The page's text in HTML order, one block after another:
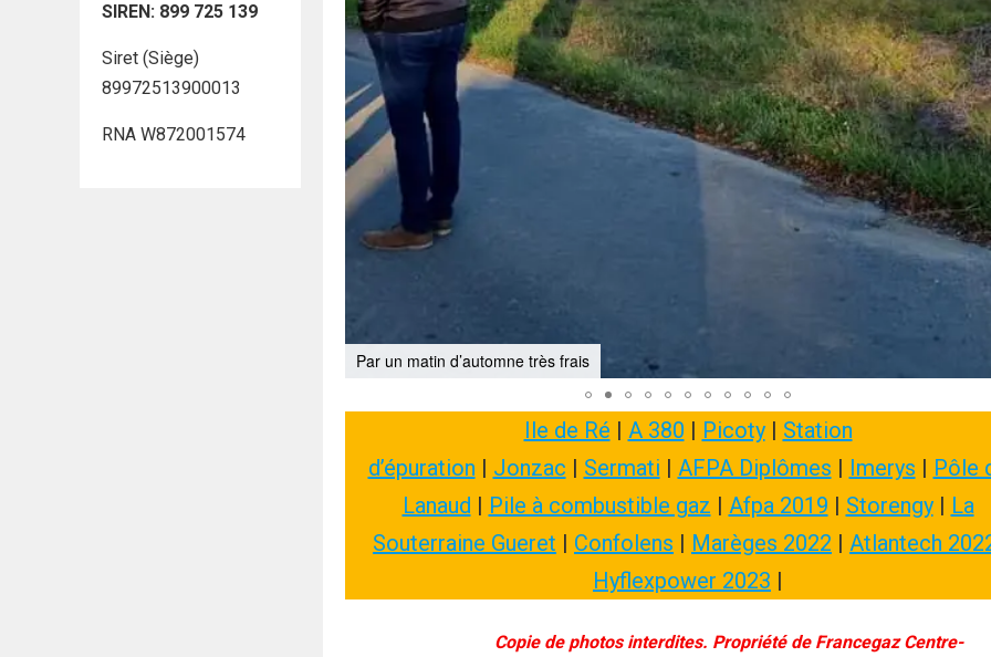
SIREN: 899 725 139
Siret (Siège)
89972513900013
RNA W872001574
Par un matin d’automne très frais
Ile de Ré | A 380 | Picoty| Station
d’épuration | Jonzac | Sermati | AFPA Diplômes | Imerys | Pôle
Lanaud | Pile à combustible gaz | Afpa 2019 | Storengy| La
Souterraine Gueret | Confolens | Marèges 2022 | Atlantech
Hyflexpower 2023 |
Copie de photos interdites. Propriété de Francegaz Centre-